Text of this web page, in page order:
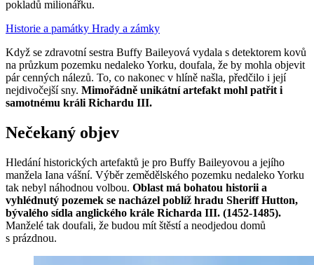
pokladů milionářku.
Historie a památky Hrady a zámky
Když se zdravotní sestra Buffy Baileyová vydala s detektorem kovů
na průzkum pozemku nedaleko Yorku, doufala, že by mohla objevit
pár cenných nálezů. To, co nakonec v hlíně našla, předčilo i její
nejdivočejší sny. Mimořádně unikátní artefakt mohl patřit i
samotnému králi Richardu III.
Nečekaný objev
Hledání historických artefaktů je pro Buffy Baileyovou a jejího
manžela Iana vášní. Výběr zemědělského pozemku nedaleko Yorku
tak nebyl náhodnou volbou. Oblast má bohatou historii a
vyhlédnutý pozemek se nacházel poblíž hradu Sheriff Hutton,
bývalého sídla anglického krále Richarda III. (1452-1485).
Manželé tak doufali, že budou mít štěstí a neodjedou domů
s prázdnou.